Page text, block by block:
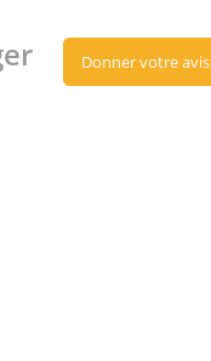
Donner votre avis